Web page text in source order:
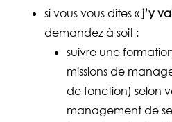
si vous vous dites « j’y
demandez à soit :
suivre une
missions de
de fonction) selon
management de